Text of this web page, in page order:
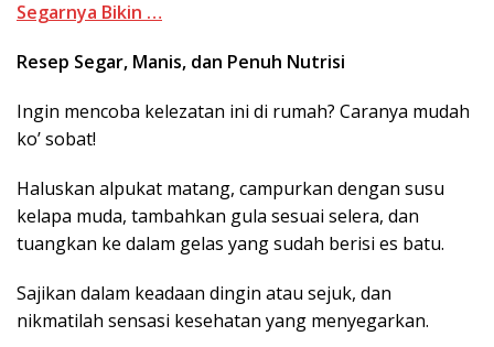
Segarnya Bikin …
Resep Segar, Manis, dan Penuh Nutrisi
Ingin mencoba kelezatan ini di rumah? Caranya mudah
ko’ sobat!
Haluskan alpukat matang, campurkan dengan susu
kelapa muda, tambahkan gula sesuai selera, dan
tuangkan ke dalam gelas yang sudah berisi es batu.
Sajikan dalam keadaan dingin atau sejuk, dan
nikmatilah sensasi kesehatan yang menyegarkan.